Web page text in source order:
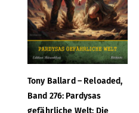
Tony Ballard – Reloaded,
Band 276: Pardysas
gefährliche Welt: Die